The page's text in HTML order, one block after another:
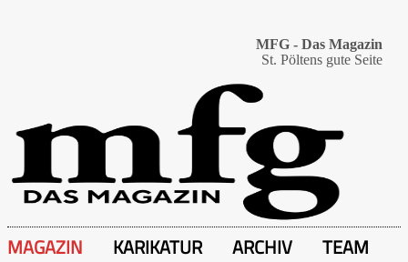
MFG - Das Magazin
St. Pöltens gute Seite
MAGAZIN KARIKATUR ARCHIV TEAM